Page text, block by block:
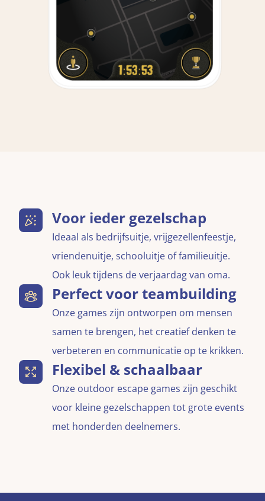
Voor ieder gezelschap
Ideaal als bedrijfsuitje, vrijgezellenfeestje,
vriendenuitje, schooluitje of familieuitje.
Ook leuk tijdens de verjaardag van oma.
Perfect voor teambuilding
Onze games zijn ontworpen om mensen
samen te brengen, het creatief denken te
verbeteren en communicatie op te krikken.
Flexibel & schaalbaar
Onze outdoor escape games zijn geschikt
voor kleine gezelschappen tot grote events
met honderden deelnemers.